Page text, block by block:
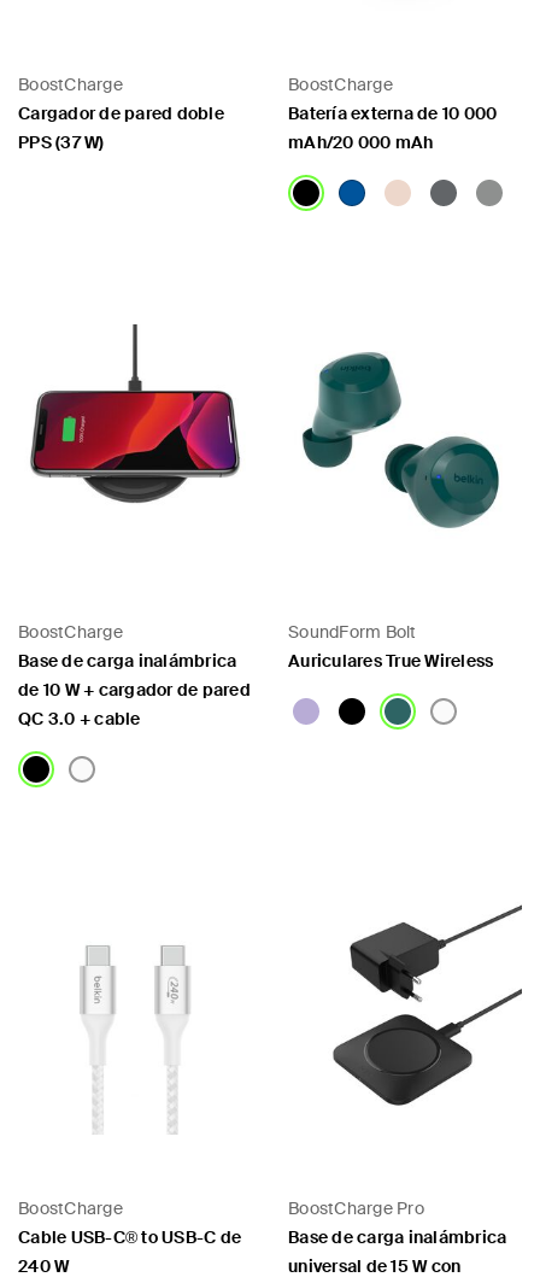
BoostCharge
Cargador de pared doble
PPS (37 W)
BoostCharge
Batería externa de 10 000
mAh/20 000 mAh
BoostCharge
Base de carga inalámbrica
de 10 W + cargador de pared
QC 3.0 + cable
SoundForm Bolt
Auriculares True Wireless
BoostCharge
Cable USB-C® to USB-C de
240 W
BoostCharge Pro
Base de carga inalámbrica
universal de 15 W con